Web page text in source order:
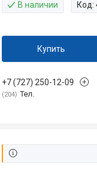
В наличии Код:
Купить
+7 (727) 250-12-09
204 Тел.